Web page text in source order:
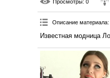
Просмотры: 0
Описание материала:
Известная модница